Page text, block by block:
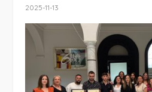
2025-11-13